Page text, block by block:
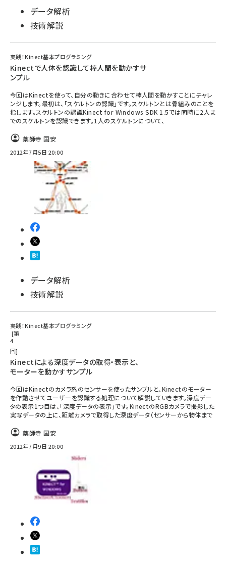
データ解析
技術解説
実践！Kinect基本プログラミング
Kinectで人体を認識して棒人間を動かすサ
ンプル
今回はKinectを使って、自分の動きに合わせて棒人間を動かすことにチャレ
ンジします。最初は、「スケルトンの認識」です。スケルトンとは骨組みのことを
指します。スケルトンの認識Kinect for Windows SDK 1.5では同時に2人ま
でのスケルトンを認識できます。1人のスケルトンについて、
薬師寺 国安
2012年7月5日 20:00
データ解析
技術解説
実践！Kinect基本プログラミング
第
4
回
Kinectによる深度データの取得・表示と、
モーターを動かすサンプル
今回はKinectのカメラ系のセンサーを使ったサンプルと、Kinectのモーター
を作動させてユーザーを認識する処理について解説していきます。深度デー
タの表示1つ目は、「深度データの表示」です。KinectのRGBカメラで撮影した
実写データの上に、距離カメラで取得した深度データ（センサーから物体まで
薬師寺 国安
2012年7月9日 20:00